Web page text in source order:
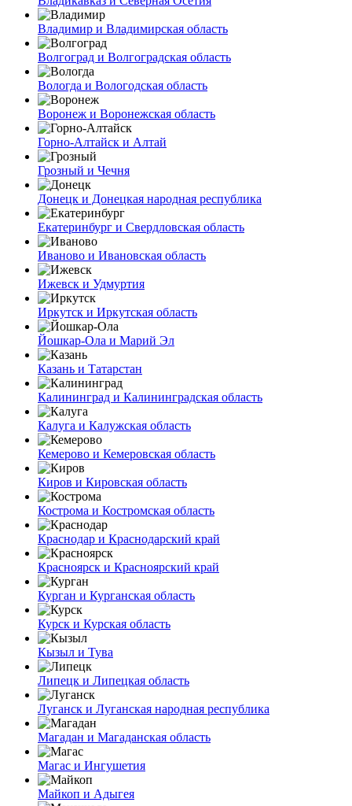
Владимир и Владимирская область
Волгоград и Волгоградская область
Вологда и Вологодская область
Воронеж и Воронежская область
Горно-Алтайск и Алтай
Грозный и Чечня
Донецк и Донецкая народная республика
Екатеринбург и Свердловская область
Иваново и Ивановская область
Ижевск и Удмуртия
Иркутск и Иркутская область
Йошкар-Ола и Марий Эл
Казань и Татарстан
Калининград и Калининградская область
Калуга и Калужская область
Кемерово и Кемеровская область
Киров и Кировская область
Кострома и Костромская область
Краснодар и Краснодарский край
Красноярск и Красноярский край
Курган и Курганская область
Курск и Курская область
Кызыл и Тува
Липецк и Липецкая область
Луганск и Луганская народная республика
Магадан и Магаданская область
Магас и Ингушетия
Майкоп и Адыгея